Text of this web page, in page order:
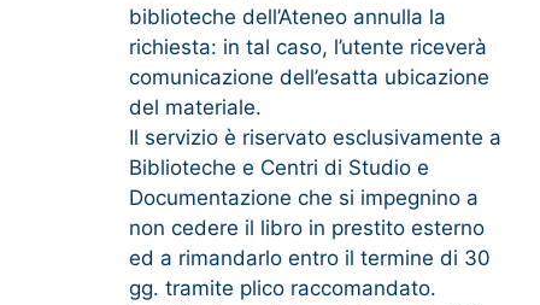
biblioteche dell’Ateneo annulla la
richiesta: in tal caso, l’utente riceverà
comunicazione dell’esatta ubicazione
del materiale.
Il servizio è riservato esclusivamente a
Biblioteche e Centri di Studio e
Documentazione che si impegnino a
non cedere il libro in prestito esterno
ed a rimandarlo entro il termine di 30
gg. tramite plico raccomandato.